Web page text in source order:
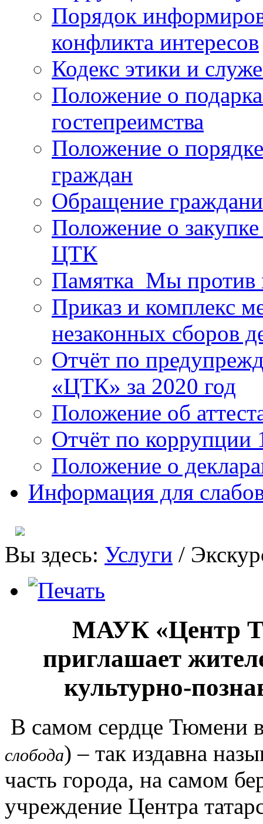
Порядок
конфликта интересов
Кодекс этики и
Положение о
гостепреимства
Положение о
граждан
Обращение
Положение о
ЦТК
Памятка_Мы против
Приказ и комплекс
незаконных сборов
Отчёт по
«ЦТК» за 2020 год
Положение об
Отчёт по коррупции
Положение о
Информация для
Вы здесь: Услуги /
МАУК «Центр
приглашает
культурно-
В самом сердце Тюмени
слобода) – так издавна
часть города, на самом
учреждение Центра